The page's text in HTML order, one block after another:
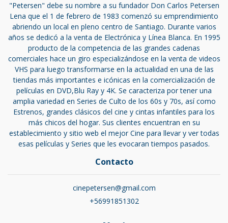
"Petersen" debe su nombre a su fundador Don Carlos Petersen
Lena que el 1 de febrero de 1983 comenzó su emprendimiento
abriendo un local en pleno centro de Santiago. Durante varios
años se dedicó a la venta de Electrónica y Línea Blanca. En 1995
producto de la competencia de las grandes cadenas
comerciales hace un giro especializándose en la venta de videos
VHS para luego transformarse en la actualidad en una de las
tiendas más importantes e icónicas en la comercialización de
películas en DVD,Blu Ray y 4K. Se caracteriza por tener una
amplia variedad en Series de Culto de los 60s y 70s, así como
Estrenos, grandes clásicos del cine y cintas infantiles para los
más chicos del hogar. Sus clientes encuentran en su
establecimiento y sitio web el mejor Cine para llevar y ver todas
esas películas y Series que les evocaran tiempos pasados.
Contacto
cinepetersen@gmail.com
+56991851302